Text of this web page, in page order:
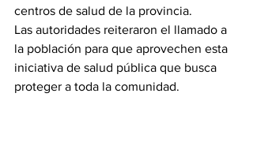
centros de salud de la provincia.
Las autoridades reiteraron el llamado a
la población para que aprovechen esta
iniciativa de salud pública que busca
proteger a toda la comunidad.